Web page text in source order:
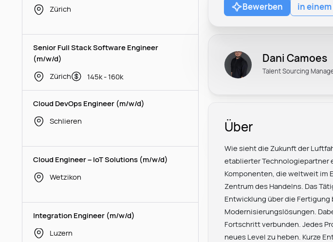
Zürich
Senior Full Stack Software Engineer
(m/w/d)
Zürich
145k - 160k
Cloud DevOps Engineer (m/w/d)
Schlieren
Cloud Engineer – IoT Solutions (m/w/d)
Wetzikon
Integration Engineer (m/w/d)
Luzern
Bewerben in
Dani Camoes
Talent Sourcing
Über
Wie sieht die Zukunft der
etablierter Technologiepartner
Komponenten, die weltweit im
Zentrum des Handelns. Das
Entwicklung über die
Modernisierungslösungen.
Fortschritt verbunden. Jedes
neues Level zu heben. Kurze